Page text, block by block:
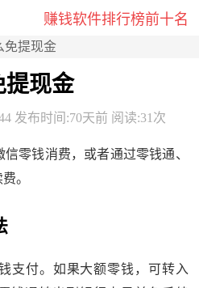
赚钱软件排行榜前十名
免提现金
提现金
发布时间:70天前 阅读:31次
零钱消费，或者通过零钱通、
。
支付。如果大额零钱，可转入